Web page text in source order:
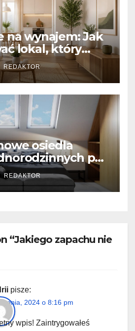
na wynajem: Jak
lokal, który
idealnego
REDAKTOR
osiedla
pod
REDAKTOR
“Jakiego zapachu nie
pisze:
2024 o 8:16 pm
wpis! Zaintrygowałeś